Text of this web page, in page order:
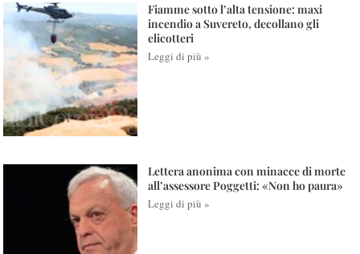
Fiamme sotto l’alta tensione: maxi
incendio a Suvereto, decollano gli
elicotteri
Leggi di più »
Lettera anonima con minacce di morte
all’assessore Poggetti: «Non ho paura»
Leggi di più »